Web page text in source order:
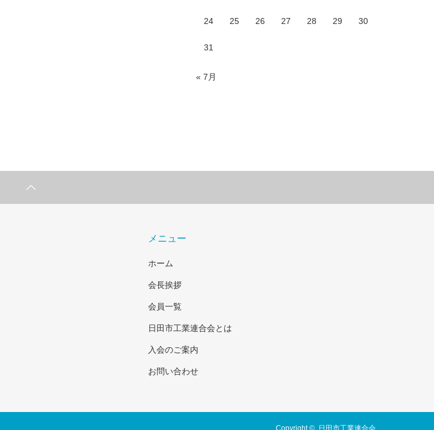
24 25 26 27 28 29 30
31
« 7月
メニュー
ホーム
会長挨拶
会員一覧
日田市工業連合会とは
入会のご案内
お問い合わせ
Copyright © 日田市工業連合会